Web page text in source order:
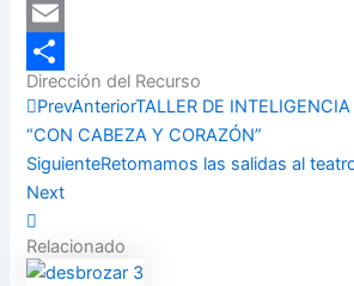
LinkedIn
Email
Compartir
Dirección del Recurso
PrevAnteriorTALLER DE
“CON CABEZA Y CORAZÓN”
SiguienteRetomamos las salidas al
Next
Relacionado